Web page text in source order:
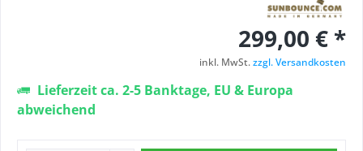
299,00 € *
inkl. MwSt.zzgl. Versandkosten
Lieferzeit ca. 2-5 Banktage, EU & Europa
abweichend